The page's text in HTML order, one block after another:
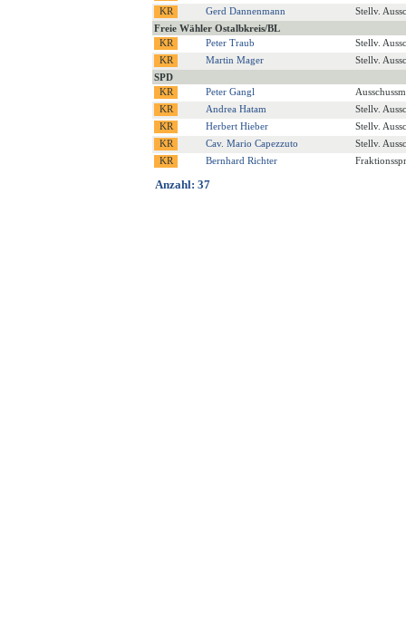
Gerd Dannenmann
Stellv.
Freie Wähler Ostalbkreis/BL
Peter Traub
Stellv.
Martin Mager
Stellv.
SPD
Peter Gangl
Andrea Hatam
Stellv.
Herbert Hieber
Stellv.
Cav. Mario Capezzuto
Stellv.
Bernhard Richter
Anzahl: 37